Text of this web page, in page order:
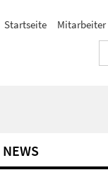
Startseite Mitarbeiter
NEWS